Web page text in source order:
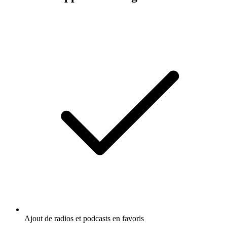
Ajout de radios et podcasts en favoris